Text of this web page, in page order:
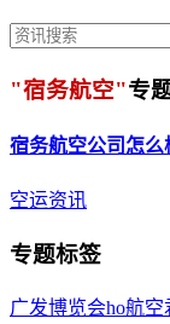
"宿务航空"专
宿务航空公司怎么
空运资讯
专题标签
广发博览会ho航空